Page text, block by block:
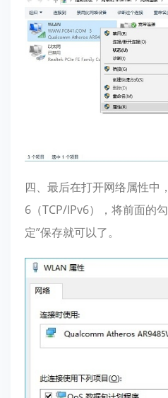
四、最后在打开网络属性中
6（TCP/IPv6），将前面的
定”保存就可以了。